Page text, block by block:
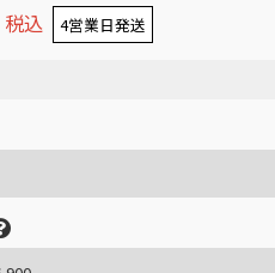
税込 4営業日発送